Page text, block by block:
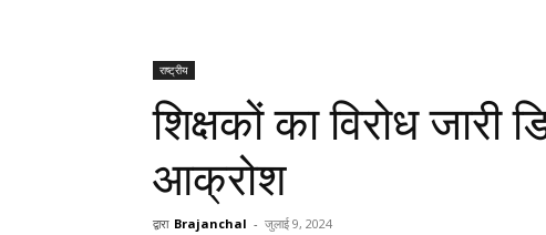
राष्ट्रीय
शिक्षकों का विरोध जारी
आक्रोश
द्वारा Brajanchal - जुलाई 9, 2024